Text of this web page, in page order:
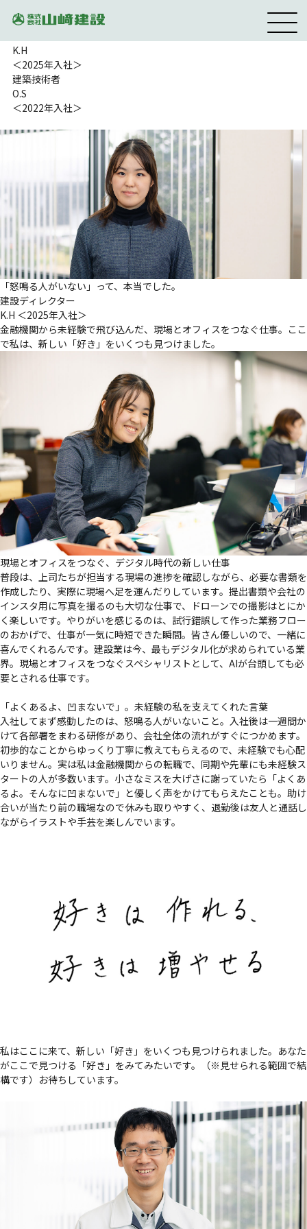
interview
K.H
＜2025年入社＞
建築技術者
O.S
＜2022年入社＞
「怒鳴る人がいない」って、本当でした。
建設ディレクター
K.H ＜2025年入社＞
金融機関から未経験で飛び込んだ、現場とオフィスをつなぐ仕事。ここ
で私は、新しい「好き」をいくつも見つけました。
現場とオフィスをつなぐ、デジタル時代の新しい仕事
普段は、上司たちが担当する現場の進捗を確認しながら、必要な書類を
作成したり、実際に現場へ足を運んだりしています。提出書類や会社の
インスタ用に写真を撮るのも大切な仕事で、ドローンでの撮影はとにか
く楽しいです。やりがいを感じるのは、試行錯誤して作った業務フロー
のおかげで、仕事が一気に時短できた瞬間。皆さん優しいので、一緒に
喜んでくれるんです。建設業は今、最もデジタル化が求められている業
界。現場とオフィスをつなぐスペシャリストとして、 AIが台頭しても必
要とされる仕事です。
「よくあるよ、凹まないで」。未経験の私を支えてくれた言葉
入社してまず感動したのは、 怒鳴る人がいないこと。入社後は一週間か
けて各部署をまわる研修があり、会社全体の流れがすぐにつかめます。
初歩的なことからゆっくり丁寧に教えてもらえるので、未経験でも心配
いりません。実は私は金融機関からの転職で、同期や先輩にも未経験ス
タートの人が多数います。小さなミスを大げさに謝っていたら「よくあ
るよ。そんなに凹まないで」と優しく声をかけてもらえたことも。助け
合いが当たり前の職場なので休みも取りやすく 、退勤後は友人と通話し
ながらイラストや手芸を楽しんでいます。
私はここに来て、新しい「好き」をいくつも見つけられました。あなた
がここで見つける「好き」をみてみたいです。（※見せられる範囲で結
構です）お待ちしています。